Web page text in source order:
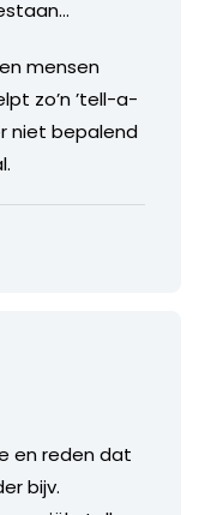
mensen
zo’n ’tell-a-
niet bepalend
en reden dat
bijv.